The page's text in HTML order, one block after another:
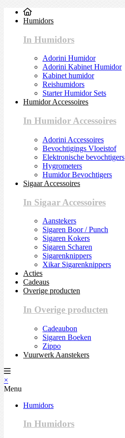
Humidors
In Humidors
Adorini Humidor
Adorini Kabinet Humidor
Kabinet humidor
Reishumidors
Starter Humidor Sets
Humidor Accessoires
In Humidor Accessoires
Adorini Accessoires
Bevochtigings Vloeistof
Elektronische bevochtigers
Hygrometers
Humidor Bevochtigers
Sigaar Accessoires
In Sigaar Accessoires
Aanstekers
Sigaren Boor / Punch
Sigaren Kokers
Sigaren Scharen
Sigarenknippers
Xikar Sigarenknippers
Acties
Cadeaus
Overige producten
In Overige producten
Cadeaubon
Sigaren Boeken
Zippo
Vuurwerk Aanstekers
×
Menu
Humidors
In Humidors